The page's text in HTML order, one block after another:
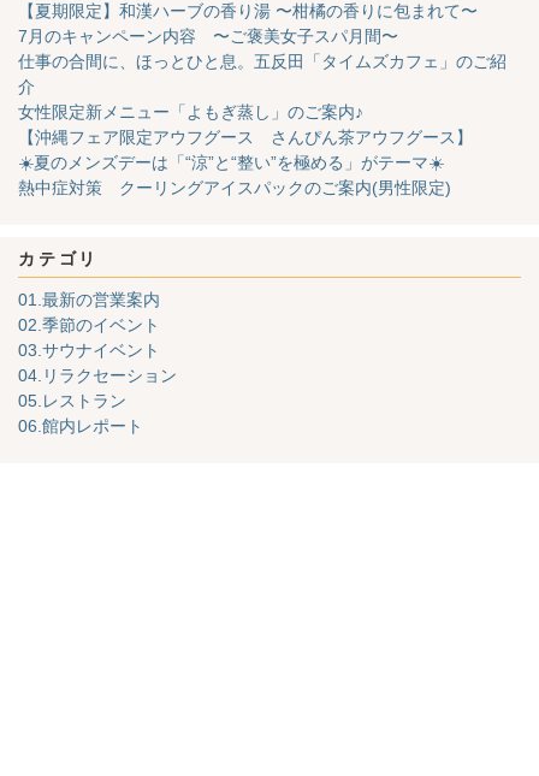
【夏期限定】和漢ハーブの香り湯 〜柑橘の香りに包まれて〜
7月のキャンペーン内容 〜ご褒美女子スパ月間〜
仕事の合間に、ほっとひと息。五反田「タイムズカフェ」のご紹
介
女性限定新メニュー「よもぎ蒸し」のご案内♪
【沖縄フェア限定アウフグース さんぴん茶アウフグース】
☀️夏のメンズデーは「“涼”と“整い”を極める」がテーマ☀️
熱中症対策 クーリングアイスパックのご案内(男性限定)
カテゴリ
01.最新の営業案内
02.季節のイベント
03.サウナイベント
04.リラクセーション
05.レストラン
06.館内レポート